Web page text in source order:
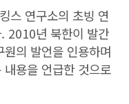
스 연구소의 초빙 연
2010년 북한이 발간
의 발언을 인용하며
용을 언급한 것으로